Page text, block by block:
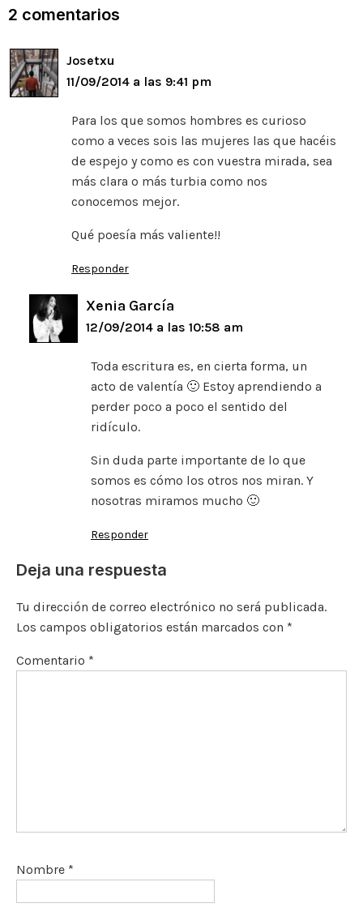
o
k
2 comentarios
Josetxu
11/09/2014 a las 9:41 pm
Para los que somos hombres es curioso
como a veces sois las mujeres las que hacéis
de espejo y como es con vuestra mirada, sea
más clara o más turbia como nos
conocemos mejor.
Qué poesía más valiente!!
Responder
Xenia García
12/09/2014 a las 10:58 am
Toda escritura es, en cierta forma, un
acto de valentía 🙂 Estoy aprendiendo a
perder poco a poco el sentido del
ridículo.
Sin duda parte importante de lo que
somos es cómo los otros nos miran. Y
nosotras miramos mucho 🙂
Responder
Deja una respuesta
Tu dirección de correo electrónico no será publicada.
Los campos obligatorios están marcados con *
Comentario *
Nombre *